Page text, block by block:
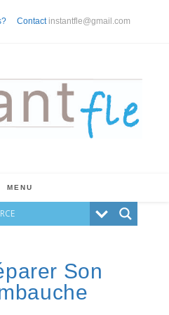
Contact instantfle@gmail.com
MENU
Son